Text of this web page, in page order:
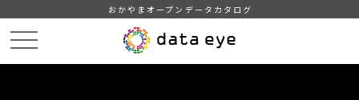
おかやまオープンデータカタログ